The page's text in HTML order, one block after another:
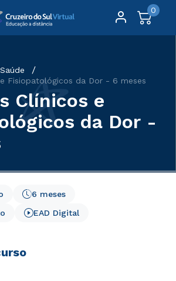
0
Saúde
Fisiopatológicos da Dor - 6 meses
Clínicos e
da Dor -
6 meses
EAD Digital